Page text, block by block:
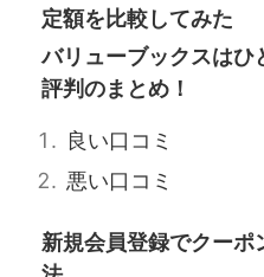
定額を比較してみた
バリューブックスはひ
評判のまとめ！
良い口コミ
悪い口コミ
新規会員登録でクー